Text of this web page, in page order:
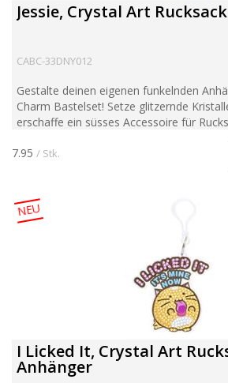
Jessie, Crystal Art
CABC-33DNY012
Gestalte deinen eigenen funkelnden
Charm Bastelset! Setze glitzernde
erschaffe ein süsses Accessoire für
7.95 / Stk.
NEU
I Licked It, Crystal Art
Anhänger